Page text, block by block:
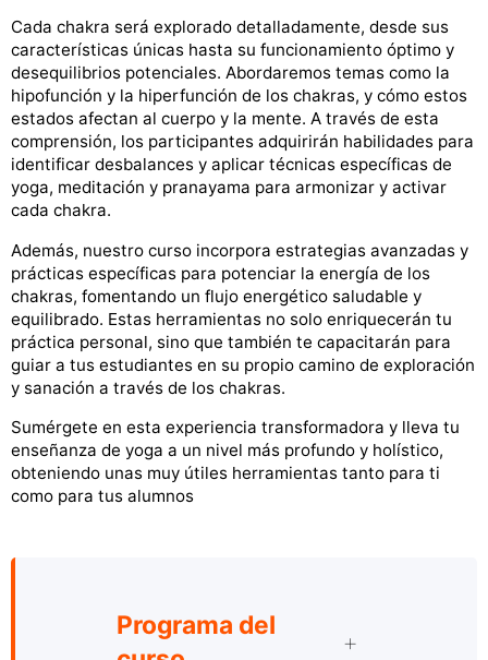
Cada chakra será explorado detalladamente, desde sus
características únicas hasta su funcionamiento óptimo y
desequilibrios potenciales. Abordaremos temas como la
hipofunción y la hiperfunción de los chakras, y cómo estos
estados afectan al cuerpo y la mente. A través de esta
comprensión, los participantes adquirirán habilidades para
identificar desbalances y aplicar técnicas específicas de
yoga, meditación y pranayama para armonizar y activar
cada chakra.
Además, nuestro curso incorpora estrategias avanzadas y
prácticas específicas para potenciar la energía de los
chakras, fomentando un flujo energético saludable y
equilibrado. Estas herramientas no solo enriquecerán tu
práctica personal, sino que también te capacitarán para
guiar a tus estudiantes en su propio camino de exploración
y sanación a través de los chakras.
Sumérgete en esta experiencia transformadora y lleva tu
enseñanza de yoga a un nivel más profundo y holístico,
obteniendo unas muy útiles herramientas tanto para ti
como para tus alumnos
Programa del